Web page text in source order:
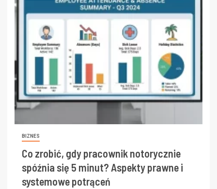
BIZNES
Co zrobić, gdy pracownik notorycznie
spóźnia się 5 minut? Aspekty prawne i
systemowe potrąceń